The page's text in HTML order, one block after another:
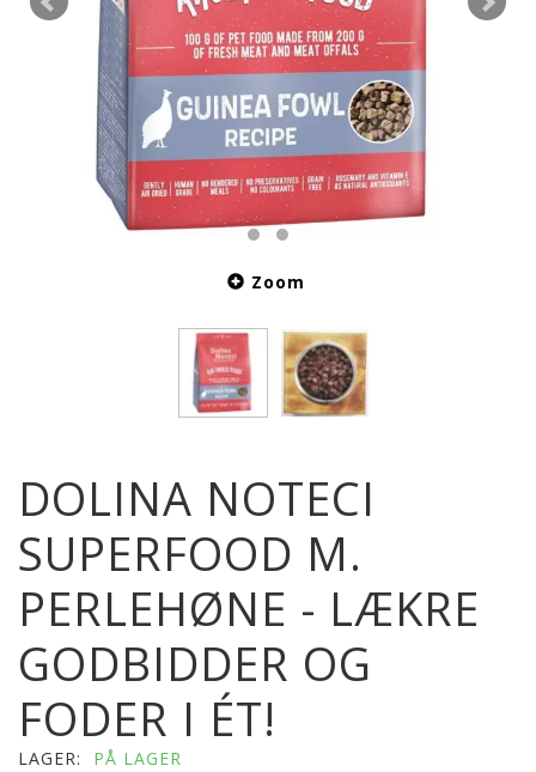
Zoom
DOLINA NOTECI
SUPERFOOD M.
PERLEHØNE - LÆKRE
GODBIDDER OG
FODER I ÉT!
LAGER: PÅ LAGER